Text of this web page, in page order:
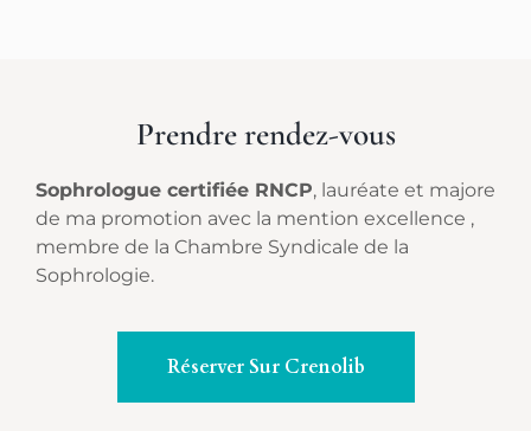
Prendre rendez-vous
Sophrologue certifiée RNCP, lauréate et majore
de ma promotion avec la mention excellence ,
membre de la Chambre Syndicale de la
Sophrologie.
Réserver Sur Crenolib